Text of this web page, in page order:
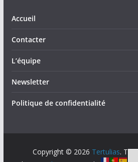
Accueil
Contacter
L’équipe
Newsletter
Politique de confidentialité
Copyright © 2026 Tertulias.